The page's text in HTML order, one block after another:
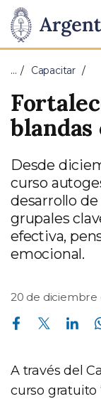
de
la
Nación
Pasar al
… Capacitar
Desde
curso
desarrollo
grupales
efectiva,
emocional.
20 de diciembre
Compartir en Facebook Compartir en Twitter Compartir en Linkedin Compartir en Whatsapp
A través del
curso gratuito